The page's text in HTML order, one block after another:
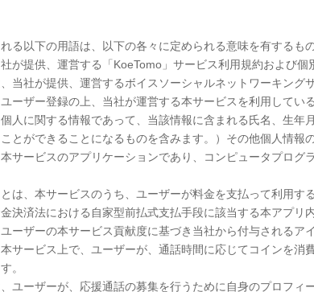
る以下の用語は、以下の各々に定められる意味を有するもの
が提供、運営する「KoeTomo」サービス利用規約および個
当社が提供、運営するボイスソーシャルネットワーキング
ーザー登録の上、当社が運営する本サービスを利用してい
人に関する情報であって、当該情報に含まれる氏名、生年
とができることになるものを含みます。）その他個人情報
サービスのアプリケーションであり、コンピュータプログ
は、本サービスのうち、ユーザーが料金を支払って利用する
決済法における自家型前払式支払手段に該当する本アプリ
ーザーの本サービス貢献度に基づき当社から付与されるア
サービス上で、ユーザーが、通話時間に応じてコインを
。
ユーザーが、応援通話の募集を行うために自身のプロフ